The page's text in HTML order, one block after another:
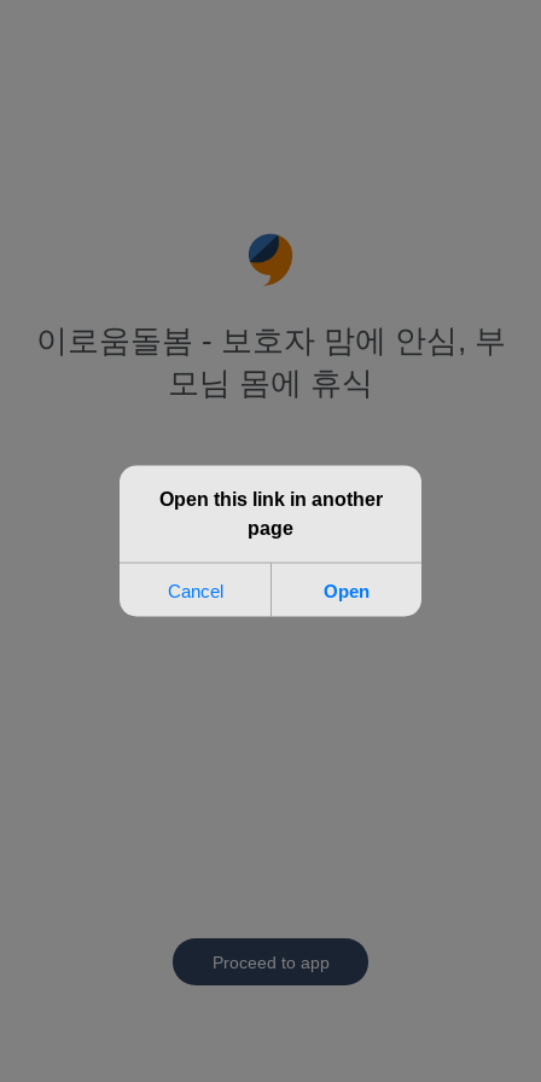
이로움돌봄 - 보호자 맘에 안심, 부
모님 몸에 휴식
Proceed to app